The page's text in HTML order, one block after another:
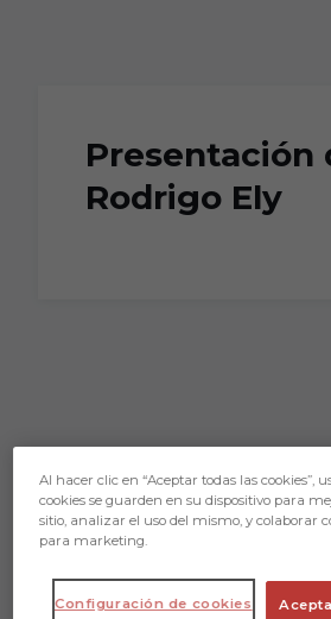
Presentación
Rodrigo Ely
Al hacer clic en “Aceptar todas las cookies”,
cookies se guarden en su dispositivo para
sitio, analizar el uso del mismo, y colaborar
para marketing.
Configuración de cookies